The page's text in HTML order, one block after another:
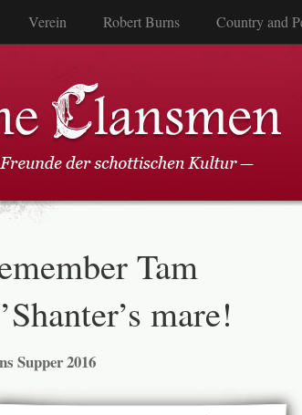
Verein Robert Burns Country and
Tam
mare!
Supper 2016